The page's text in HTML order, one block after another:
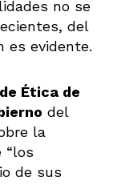
no se
del
es evidente.
Ética de
del
la
“los
de sus